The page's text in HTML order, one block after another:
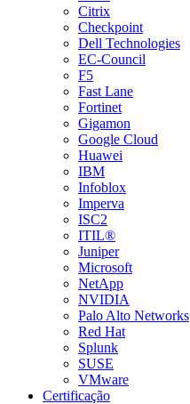
Citrix
Checkpoint
Dell Technologies
EC-Council
F5
Fast Lane
Fortinet
Gigamon
Google Cloud
Huawei
IBM
Infoblox
Imperva
ISC2
ITIL®
Juniper
Microsoft
NetApp
NVIDIA
Palo Alto Networks
Red Hat
Splunk
SUSE
VMware
Certificação